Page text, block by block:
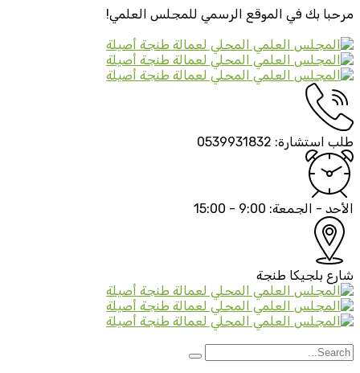
مرحبا بك في الموقع الرسمي للمجلس العلمي!
طلب استشارة: 0539931832
الأحد - الجمعة: 9:00 - 15:00
شارع بلجيكا طنجة